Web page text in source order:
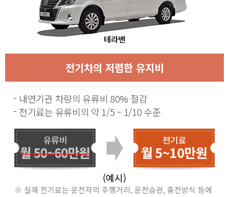
전기차의 저렴한 유지비
내연기관 차량의 유류비 80% 절감
전기료는 유류비의 약 1/5 ~ 1/10 수준
(예시)
※ 실제 전기료는 운전자의 주행거리, 운전습관, 충전방식 등에